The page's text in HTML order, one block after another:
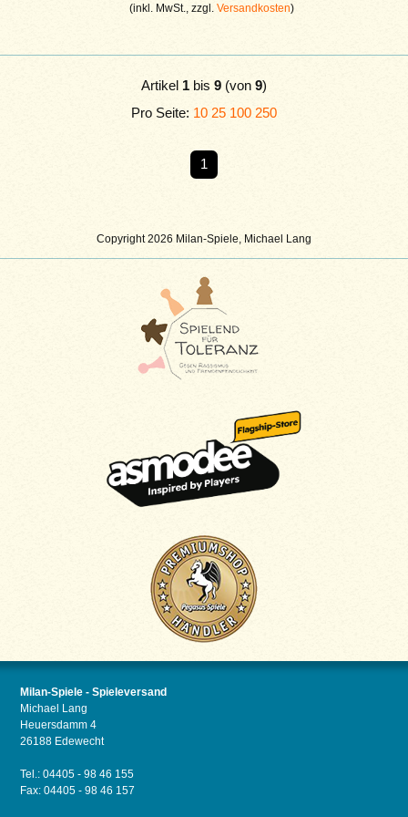
Copyright 2026 Milan-Spiele, Michael Lang
(inkl. MwSt., zzgl.Versandkosten)
Artikel 1 bis 9 (von 9)
Pro Seite: 10 25 100 250
1
Milan-Spiele - Spieleversand
Michael Lang
Heuersdamm 4
26188 Edewecht
Tel.: 04405 - 98 46 155
Fax: 04405 - 98 46 157